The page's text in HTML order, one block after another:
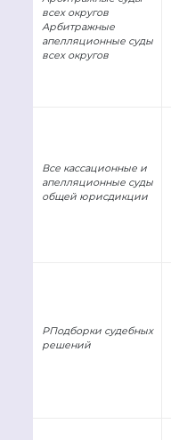
всех округов
Арбитражные
апелляционные суды
всех округов
Все кассационные и
апелляционные суды
общей юрисдикции
РПодборки судебных
решений